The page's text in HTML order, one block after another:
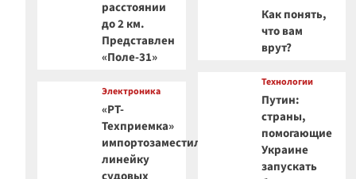
расстоянии
до 2 км.
Представлен
«Поле-31»
Электроника
«РТ-
Техприемка»
импортозаместила
линейку
Как понять,
что вам
врут?
Технологии
Путин:
страны,
помогающие
Украине
запускать